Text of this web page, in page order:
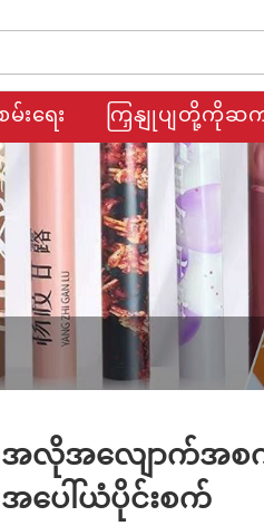
မ်းရေး ကြှနျုပျတို့ကိုဆက
အလိုအလျောက်အစက်
အပေါ်ယံပိုင်းစက်